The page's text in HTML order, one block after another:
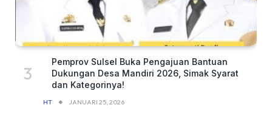
Pemprov Sulsel Buka Pengajuan Bantuan
Dukungan Desa Mandiri 2026, Simak Syarat
dan Kategorinya!
HT JANUARI 25, 2026